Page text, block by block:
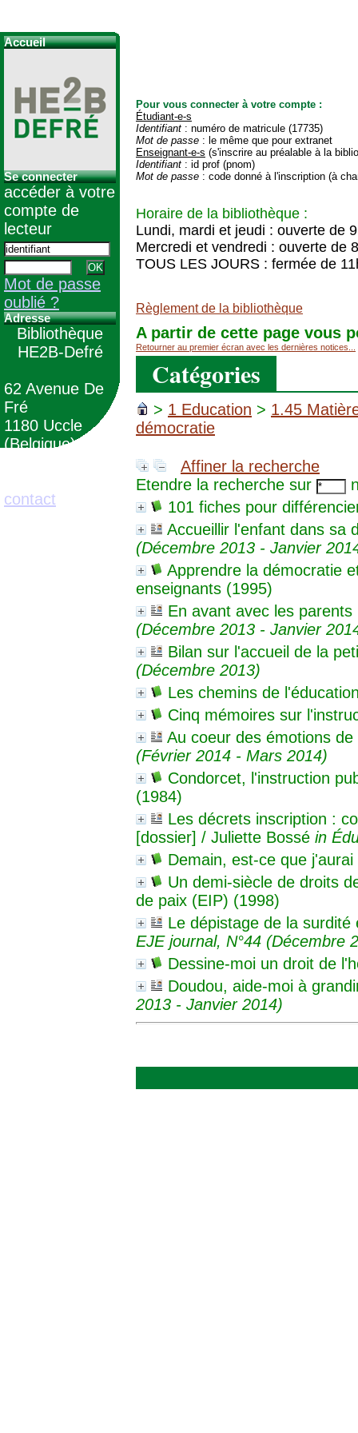
Pour vous connecter à votre compte :
Étudiant-e-s
Identifiant : numéro de matricule (17735)
Mot de passe : le même que pour extranet
Enseignant-e-s (s'inscrire au préalable à la
Identifiant : id prof (pnom)
Mot de passe : code donné à l'inscription (à
Horaire de la bibliothèque :
Lundi, mardi et jeudi : ouverte de
Mercredi et vendredi : ouverte de
TOUS LES JOURS : fermée de
Règlement de la bibliothèque
A partir de cette page vous
Retourner au premier écran avec les dernières notices...
Catégories
> 1 Education > 1.45
démocratie
Affiner la recherche
Etendre la recherche sur
101 fiches pour
Accueillir l'enfant dans sa
(Décembre 2013 - Janvier
Apprendre la démocratie
enseignants (1995)
En avant avec les parents
(Décembre 2013 - Janvier
Bilan sur l'accueil de la
(Décembre 2013)
Les chemins de
Cinq mémoires sur
Au coeur des émotions
(Février 2014 - Mars 2014)
Condorcet, l'instruction
(1984)
Les décrets inscription :
[dossier] / Juliette Bossé in
Demain, est-ce que
Un demi-siècle de droits
de paix (EIP) (1998)
Le dépistage de la
EJE journal, N°44 (Décembre
Dessine-moi un droit de
Doudou, aide-moi à
2013 - Janvier 2014)
Accueil
Se connecter
accéder à votre
compte de
lecteur
Mot de passe
oublié ?
Adresse
Bibliothèque
HE2B-Defré
62 Avenue De
Fré
1180 Uccle
(Belgique)
contact